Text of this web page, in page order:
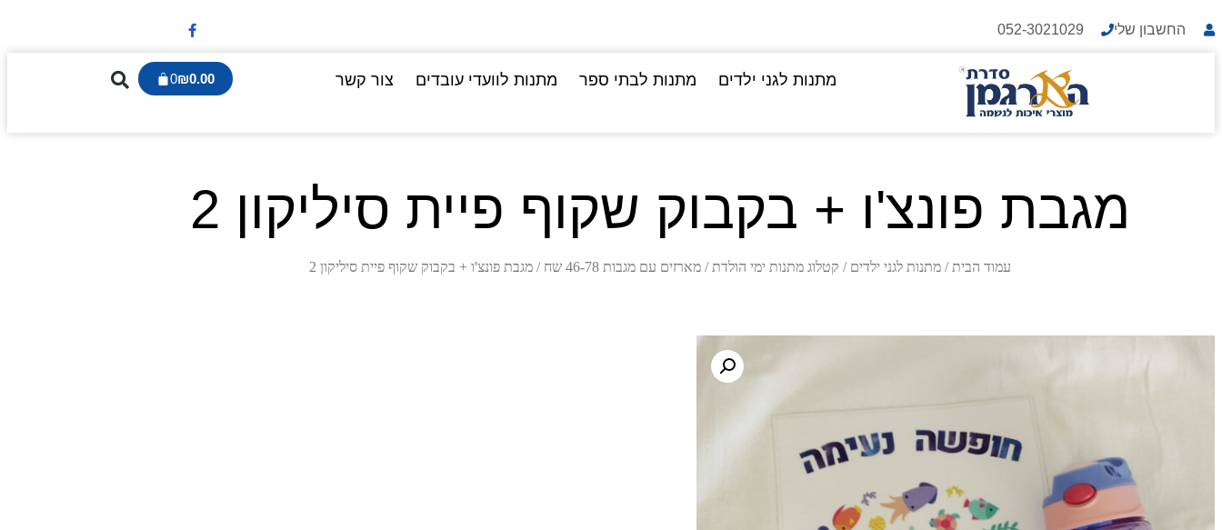
החשבון שלי 052-3021029
מתנות לגני ילדים מתנות לבתי ספר מתנות לוועדי עובדים צור קשר ₪0.00
0
מגבת פונצ'ו + בקבוק שקוף פיית סיליקון 2
עמוד הבית / מתנות לגני ילדים / קטלוג מתנות ימי הולדת / מארזים עם מגבות 46-78 שח / מגבת פונצ'ו + בקבוק שקוף פיית סיליקון 2